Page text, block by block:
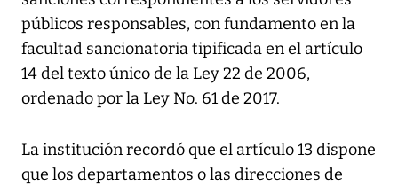
públicos responsables, con fundamento en la
facultad sancionatoria tipificada en el artículo
14 del texto único de la Ley 22 de 2006,
ordenado por la Ley No. 61 de 2017.
La institución recordó que el artículo 13 dispone
que los departamentos o las direcciones de